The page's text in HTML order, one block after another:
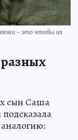
- это чтобы их
сын Саша